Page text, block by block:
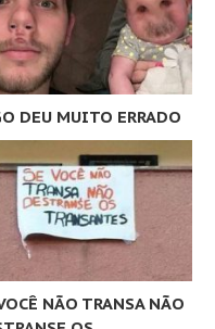
DEU MUITO ERRADO
NÃO TRANSA NÃO